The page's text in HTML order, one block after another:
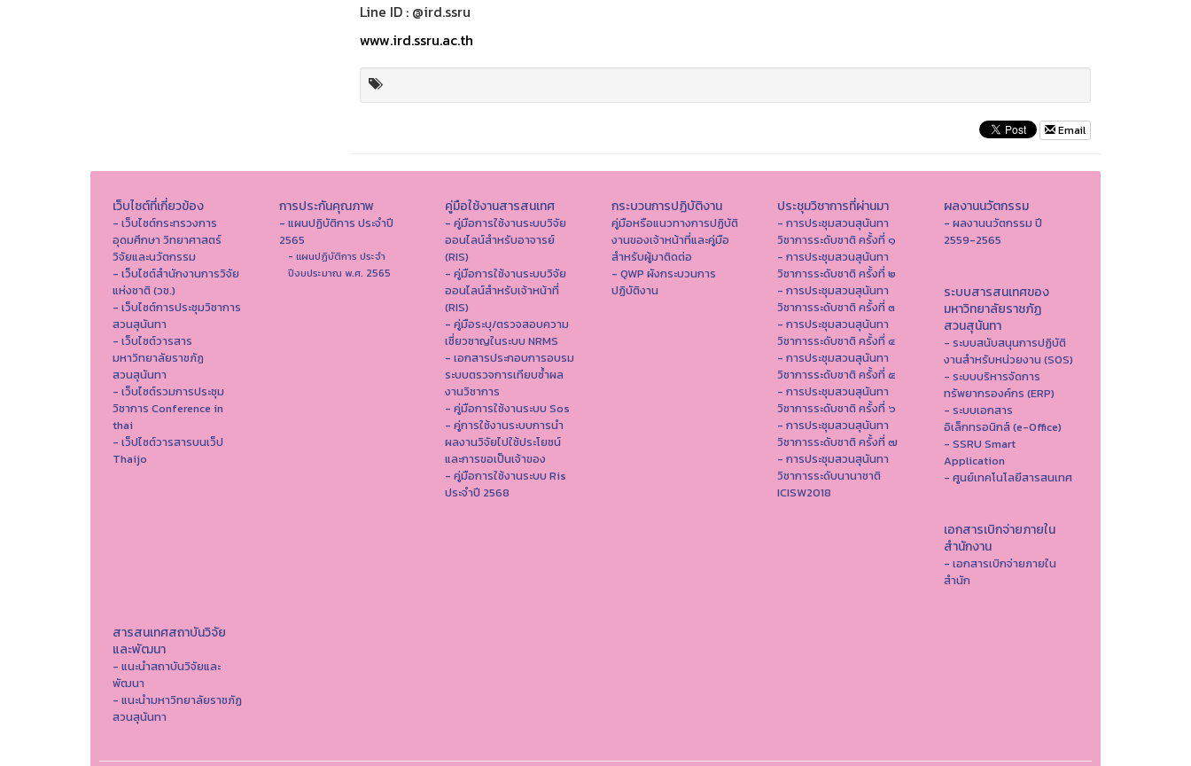
Line ID : @ird.ssru
www.ird.ssru.ac.th
Email
เว็บไซต์ที่เกี่ยวข้อง
- เว็บไซต์กระทรวงการ
อุดมศึกษา วิทยาศาสตร์
วิจัยและนวัตกรรม
- เว็บไซต์สำนักงานการวิจัย
แห่งชาติ (วช.)
- เว็บไซต์การประชุมวิชาการ
สวนสุนันทา
- เว็บไซต์วารสาร
มหาวิทยาลัยราชภัฏ
สวนสุนันทา
- เว็บไซต์รวมการประชุม
วิชาการ Conference in
thai
- เว็ปไซต์วารสารบนเว็ป
Thaijo
การประกันคุณภาพ
- แผนปฏิบัติการ ประจำปี
2565
- แผนปฏิบัติการ ประจำ
ปีงบประมาณ พ.ศ. 2565
คู่มือใช้งานสารสนเทศ
- คู่มือการใช้งานระบบวิจัย
ออนไลน์สำหรับอาจารย์
(RIS)
- คู่มือการใช้งานระบบวิจัย
ออนไลน์สำหรับเจ้าหน้าที่
(RIS)
- คู่มือระบุ/ตรวจสอบความ
เชี่ยวชาญในระบบ NRMS
- เอกสารประกอบการอบรม
ระบบตรวจการเทียบซ้ำผล
งานวิชาการ
- คู่มือการใช้งานระบบ Sos
- คู่การใช้งานระบบการนำ
ผลงานวิจัยไปใช้ประโยชน์
และการขอเป็นเจ้าของ
- คู่มือการใช้งานระบบ Ris
ประจำปี 2568
กระบวนการปฏิบัติงาน
คู่มือหรือแนวทางการปฏิบัติ
งานของเจ้าหน้าที่และคู่มือ
สำหรับผู้มาติดต่อ
- QWP ผังกระบวนการ
ปฏิบัติงาน
ประชุมวิชาการที่ผ่านมา
- การประชุมสวนสุนันทา
วิชาการระดับชาติ ครั้งที่ ๑
- การประชุมสวนสุนันทา
วิชาการระดับชาติ ครั้งที่ ๒
- การประชุมสวนสุนันทา
วิชาการระดับชาติ ครั้งที่ ๓
- การประชุมสวนสุนันทา
วิชาการระดับชาติ ครั้งที่ ๔
- การประชุมสวนสุนันทา
วิชาการระดับชาติ ครั้งที่ ๕
- การประชุมสวนสุนันทา
วิชาการระดับชาติ ครั้งที่ ๖
- การประชุมสวนสุนันทา
วิชาการระดับชาติ ครั้งที่ ๗
- การประชุมสวนสุนันทา
วิชาการระดับนานาชาติ
ICISW2018
ผลงานนวัตกรรม
- ผลงานนวัตกรรม ปี
2559-2565
ระบบสารสนเทศของ
มหาวิทยาลัยราชภัฏ
สวนสุนันทา
- ระบบสนับสนุนการปฏิบัติ
งานสำหรับหน่วยงาน (SOS)
- ระบบบริหารจัดการ
ทรัพยากรองค์กร (ERP)
- ระบบเอกสาร
อิเล็กทรอนิกส์ (e-Office)
- SSRU Smart
Application
- ศูนย์เทคโนโลยีสารสนเทศ
เอกสารเบิกจ่ายภายใน
สำนักงาน
- เอกสารเบิกจ่ายภายใน
สำนัก
สารสนเทศสถาบันวิจัย
และพัฒนา
- แนะนำสถาบันวิจัยและ
พัฒนา
- แนะนำมหาวิทยาลัยราชภัฏ
สวนสุนันทา